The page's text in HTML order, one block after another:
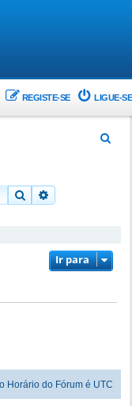
LIGUE-SE
REGISTE-SE
s
r
Pesquisar
Ir para
Horário do Fórum é UTC